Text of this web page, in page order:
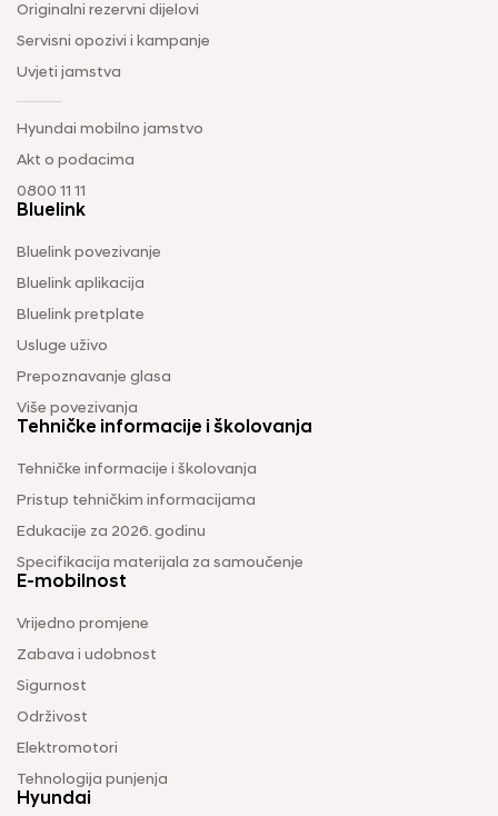
Originalni rezervni dijelovi
Servisni opozivi i kampanje
Uvjeti jamstva
Hyundai mobilno jamstvo
Akt o podacima
0800 11 11
Bluelink
Bluelink povezivanje
Bluelink aplikacija
Bluelink pretplate
Usluge uživo
Prepoznavanje glasa
Više povezivanja
Tehničke informacije i školovanja
Tehničke informacije i školovanja
Pristup tehničkim informacijama
Edukacije za 2026. godinu
Specifikacija materijala za samoučenje
E-mobilnost
Vrijedno promjene
Zabava i udobnost
Sigurnost
Održivost
Elektromotori
Tehnologija punjenja
Hyundai